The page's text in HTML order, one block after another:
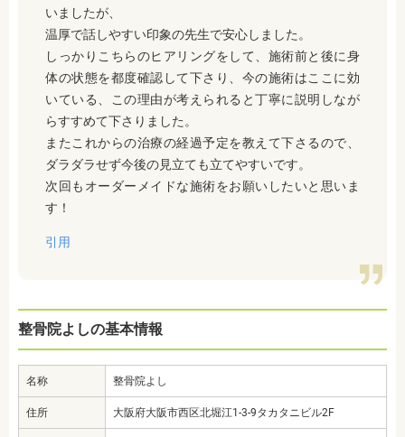
いましたが、
温厚で話しやすい印象の先生で安心しました。
しっかりこちらのヒアリングをして、施術前と後に身
体の状態を都度確認して下さり、今の施術はここに効
いている、この理由が考えられると丁寧に説明しなが
らすすめて下さりました。
またこれからの治療の経過予定を教えて下さるので、
ダラダラせず今後の見立ても立てやすいです。
次回もオーダーメイドな施術をお願いしたいと思いま
す！
引用
整骨院よしの基本情報
名称 整骨院よし
住所 大阪府大阪市西区北堀江1-3-9タカタニビル2F